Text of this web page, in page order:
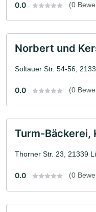
0.0 (0
Norbert und
Soltauer Str. 54-56,
0.0 (0
Turm-Bäckerei,
Thorner Str. 23, 21339
0.0 (0